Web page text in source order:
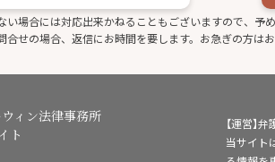
場合には対応出来かねることもございますので、予め
せの場合、返信にお時間を要します。お急ぎの方はお
ィン法律事務所
ト
【運営】
当サイト